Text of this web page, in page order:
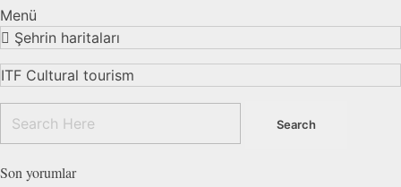
Menü
Şehrin haritaları
ITF Cultural tourism
Son yorumlar